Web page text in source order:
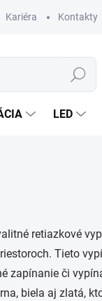
Kariéra Kontakty
Hľadať
LED
retiazkové
Tieto
zapínanie či
biela aj zlatá,